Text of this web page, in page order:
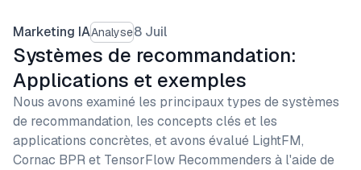
Marketing IAAnalyse8 Juil
Systèmes de recommandation:
Applications et exemples
Nous avons examiné les principaux types de systèmes
de recommandation, les concepts clés et les
applications concrètes, et avons évalué LightFM,
Cornac BPR et TensorFlow Recommenders à l'aide de